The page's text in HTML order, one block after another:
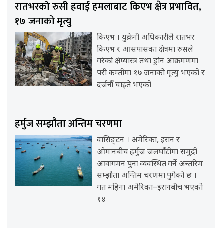
रातभरको रुसी हवाई हमलाबाट किएभ क्षेत्र प्रभावित,
१७ जनाको मृत्यु
किएभ । युक्रेनी अधिकारीले रातभर
किएभ र आसपासका क्षेत्रमा रुसले
गरेको क्षेप्यास्त्र तथा ड्रोन आक्रमणमा
परी कम्तीमा १७ जनाको मृत्यु भएको र
दर्जनौँ घाइते भएको
हर्मुज सम्झौता अन्तिम चरणमा
वासिङ्टन । अमेरिका, इरान र
ओमानबीच हर्मुज जलघाँटीमा समुद्री
आवागमन पुनः व्यवस्थित गर्ने अन्तरिम
सम्झौता अन्तिम चरणमा पुगेको छ ।
गत महिना अमेरिका–इरानबीच भएको
१४